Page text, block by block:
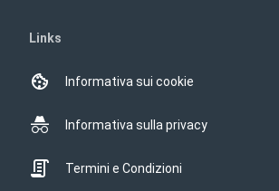
Links
Informativa sui cookie
Informativa sulla privacy
Termini e Condizioni